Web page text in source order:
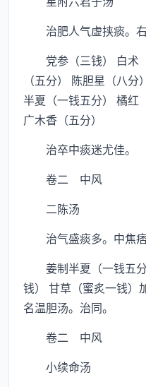
治肥人气虚挟痰。右
党参（三钱） 白术
（五分） 陈胆星（八
半夏（一钱五分） 橘红
广木香（五分）
治卒中痰迷尤佳。
卷二 中风
二陈汤
治气盛痰多。中焦痞
姜制半夏（一钱五分
钱） 甘草（蜜炙一钱）
名温胆汤。治同。
卷二 中风
小续命汤